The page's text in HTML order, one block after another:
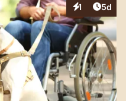
1
Interaktionen
5d